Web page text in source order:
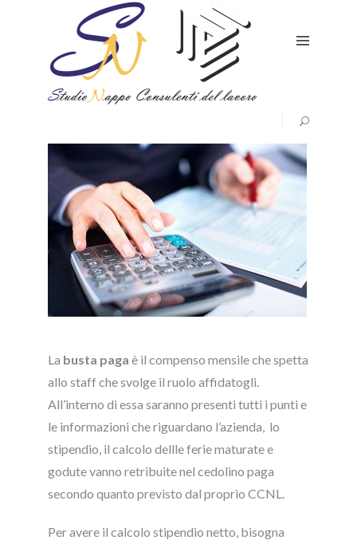
CONTATTI
RICHIEDI
PREVENTIVO
La busta paga è il compenso mensile che spetta
allo staff che svolge il ruolo affidatogli.
All’interno di essa saranno presenti tutti i punti e
le informazioni che riguardano l’azienda, lo
stipendio, il calcolo dellle ferie maturate e
godute vanno retribuite nel cedolino paga
secondo quanto previsto dal proprio CCNL.
Per avere il calcolo stipendio netto, bisogna